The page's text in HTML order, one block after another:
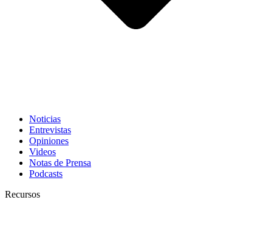
Noticias
Entrevistas
Opiniones
Videos
Notas de Prensa
Podcasts
Recursos